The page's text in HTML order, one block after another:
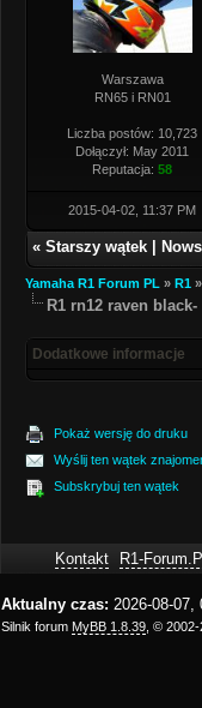
Warszawa
RN65 i RN01
Liczba postów: 10,723
Dołączył: May 2011
Reputacja: 58
2015-04-02, 11:37 PM
« Starszy wątek
Yamaha R1 Forum PL » R1 »
R1 rn12 raven
Dodatkowe informacje
Pokaż wersję do druku
Wyślij ten wątek
Subskrybuj ten wątek
Kontakt R1-
Aktualny czas: 2026-08-07,
Silnik forum MyBB 1.8.39 , ©